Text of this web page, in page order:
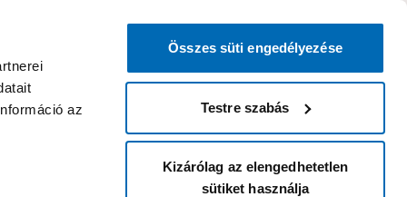
az
Összes süti engedélyezése
Testre szabás
Kizárólag az elengedhetetlen
sütiket használja
bejelentkezni?
Belépés Listáim
Áruházak és szolgáltatások